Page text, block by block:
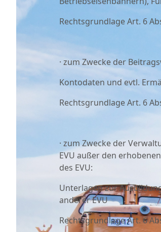
Rechtsgrundlage Art. 6
· zum Zwecke der
Kontodaten und evtl.
Rechtsgrundlage Art. 6
· zum Zwecke der
EVU außer den
des EVU:
Unterlagen zur
anderer EVU
Rechtsgrundlage Art. 6